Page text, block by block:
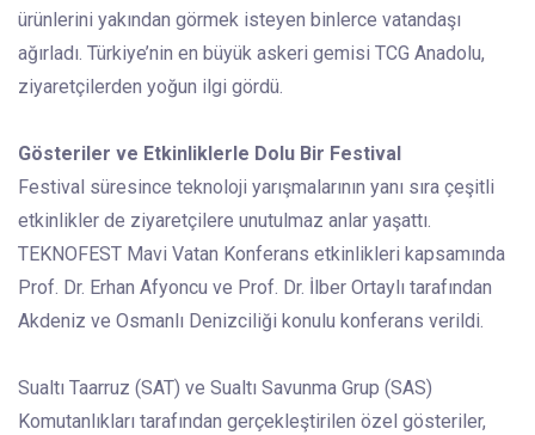
ürünlerini yakından görmek isteyen binlerce vatandaşı
ağırladı. Türkiye’nin en büyük askeri gemisi TCG Anadolu,
ziyaretçilerden yoğun ilgi gördü.
Gösteriler ve Etkinliklerle Dolu Bir Festival
Festival süresince teknoloji yarışmalarının yanı sıra çeşitli
etkinlikler de ziyaretçilere unutulmaz anlar yaşattı.
TEKNOFEST Mavi Vatan Konferans etkinlikleri kapsamında
Prof. Dr. Erhan Afyoncu ve Prof. Dr. İlber Ortaylı tarafından
Akdeniz ve Osmanlı Denizciliği konulu konferans verildi.
Sualtı Taarruz (SAT) ve Sualtı Savunma Grup (SAS)
Komutanlıkları tarafından gerçekleştirilen özel gösteriler,